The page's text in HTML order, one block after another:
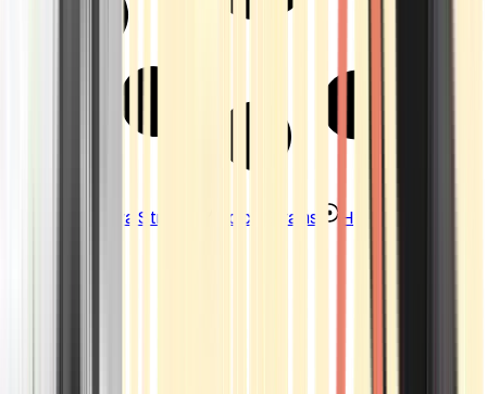
Sativa Strains Indica Strains Hybrid Strains